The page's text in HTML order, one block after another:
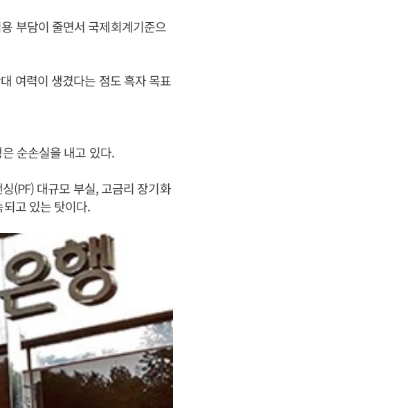
부담이 줄면서 국제회계기준으
여력이 생겼다는 점도 흑자 목표
순손실을 내고 있다.
(PF) 대규모 부실, 고금리 장기화
고 있는 탓이다.